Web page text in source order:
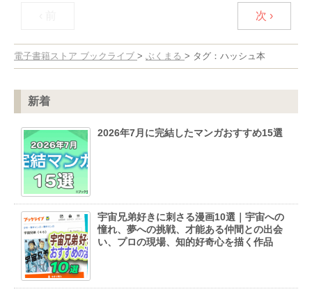
次 ›
電子書籍ストア ブックライブ > ぶくまる > タグ：ハッシュ本
新着
2026年7月に完結したマンガおすすめ15選
宇宙兄弟好きに刺さる漫画10選｜宇宙への
憧れ、夢への挑戦、才能ある仲間との出会
い、プロの現場、知的好奇心を描く作品